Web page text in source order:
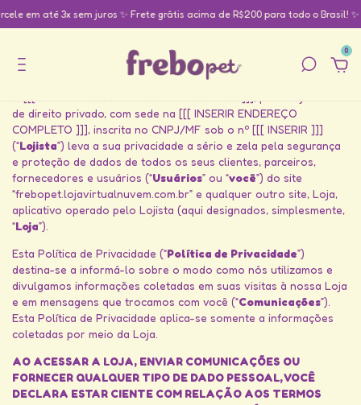
em até 3x sem juros✨ Frete grátis acima de R$200 para todo o Brasil! ✨
0
Política de Privacidade
ÚLTIMA ATUALIZAÇÃO: [[[ DATA ]]]
de direito privado, com sede na [[[ INSERIR ENDEREÇO
COMPLETO ]]], inscrita no CNPJ/MF sob o nº [[[ INSERIR ]]]
(“Lojista”) leva a sua privacidade a sério e zela pela segurança
e proteção de dados de todos os seus clientes, parceiros,
fornecedores e usuários (“Usuários” ou “você”) do site
“frebopet.lojavirtualnuvem.com.br” e qualquer outro site, Loja,
aplicativo operado pelo Lojista (aqui designados, simplesmente,
“Loja”).
Esta Política de Privacidade (“Política de Privacidade”)
destina-se a informá-lo sobre o modo como nós utilizamos e
divulgamos informações coletadas em suas visitas à nossa Loja
e em mensagens que trocamos com você (“Comunicações”).
Esta Política de Privacidade aplica-se somente a informações
coletadas por meio da Loja.
AO ACESSAR A LOJA, ENVIAR COMUNICAÇÕES OU
FORNECER QUALQUER TIPO DE DADO PESSOAL, VOCÊ
DECLARA ESTAR CIENTE COM RELAÇÃO AOS TERMOS